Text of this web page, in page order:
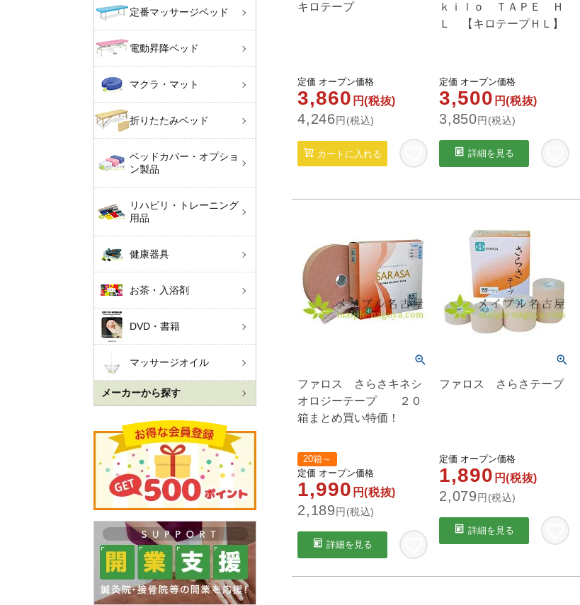
定番マッサージベッド
電動昇降ベッド
マクラ・マット
折りたたみベッド
ベッドカバー・オプショ
ン製品
リハビリ・トレーニング
用品
健康器具
お茶・入浴剤
DVD・書籍
マッサージオイル
メーカーから探す
キロテープ
定価 オープン価格
3,860 円(税抜)
4,246円(税込)
カートに入れる
ｋｉｌｏ ＴＡＰＥ Ｈ
Ｌ 【キロテープＨＬ】
定価 オープン価格
3,500 円(税抜)
3,850円(税込)
詳細を見る
ファロス さらさキネシ
オロジーテープ ２０
箱まとめ買い特価！
20箱～
定価 オープン価格
1,990 円(税抜)
2,189円(税込)
詳細を見る
ファロス さらさテープ
定価 オープン価格
1,890 円(税抜)
2,079円(税込)
詳細を見る